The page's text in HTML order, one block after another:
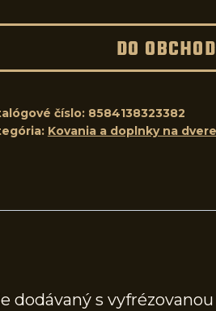
DO
číslo: 8584138323382
Kovania a doplnky na
dodávaný s